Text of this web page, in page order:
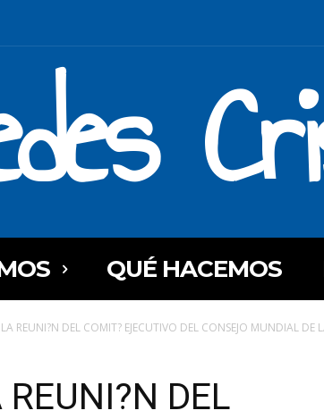
QUÉ HACEMOS
REUNI?N DEL COMIT? EJECUTIVO DEL CONSEJO MUNDIAL DE
DEL